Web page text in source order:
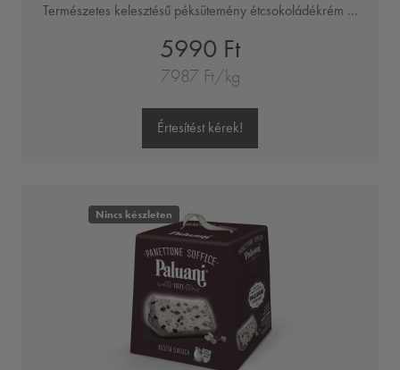
Természetes kelesztésű péksütemény étcsokoládékrém ...
5990 Ft
7987 Ft/kg
Értesítést kérek!
Nincs készleten